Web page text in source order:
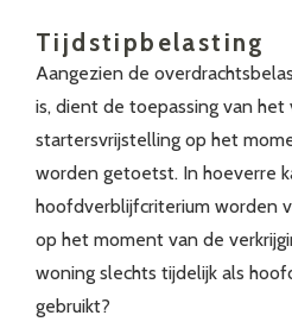
Tijdstipbelasting
Aangezien de
is, dient de toepassing van
startersvrijstelling op het
worden getoetst. In hoeverre
hoofdverblijfcriterium worden
op het moment van de
woning slechts tijdelijk als
gebruikt?